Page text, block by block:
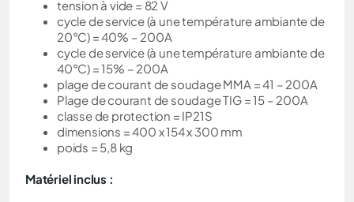
tension à vide = 82 V
cycle de service (à une température ambiante de
20°C) = 40% – 200A
cycle de service (à une température ambiante de
40°C) = 15% – 200A
plage de courant de soudage MMA = 41 – 200A
Plage de courant de soudage TIG = 15 – 200A
classe de protection = IP21S
dimensions = 400 x 154 x 300 mm
poids = 5,8 kg
Matériel inclus :